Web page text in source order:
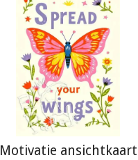
Motivatie ansichtkaart